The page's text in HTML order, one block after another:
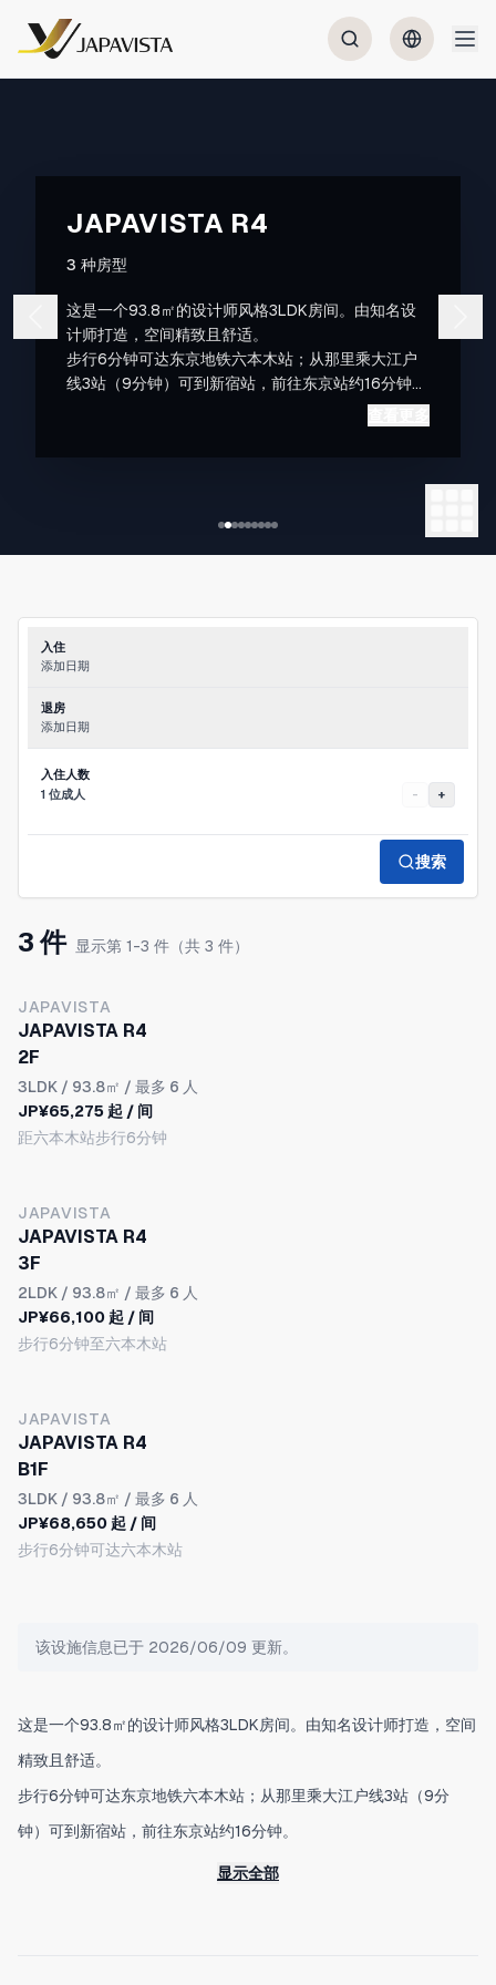
JAPAVISTA R4
3 种房型
这是一个93.8㎡的设计师风格3LDK房间。由知名设
计师打造，空间精致且舒适。
步行6分钟可达东京地铁六本木站；从那里乘大江户
线3站（9分钟）可到新宿站，前往东京站约16分钟。
前往羽田机场约39分钟（换乘1次），成田国际机场
- 前往新宿站、东京站的交通便利
- 安静的住宅区
入住
添加日期
退房
添加日期
入住人数
1 位成人
- +
搜索
3 件 显示第 1-3 件（共 3 件）
JAPAVISTA
JAPAVISTA R4
2F
3LDK / 93.8㎡ / 最多 6 人
JP¥65,275 起 / 间
距六本木站步行6分钟
JAPAVISTA
JAPAVISTA R4
3F
2LDK / 93.8㎡ / 最多 6 人
JP¥66,100 起 / 间
步行6分钟至六本木站
JAPAVISTA
JAPAVISTA R4
B1F
3LDK / 93.8㎡ / 最多 6 人
JP¥68,650 起 / 间
步行6分钟可达六本木站
该设施信息已于 2026/06/09 更新。
这是一个93.8㎡的设计师风格3LDK房间。由知名设计师打造，空间
精致且舒适。
步行6分钟可达东京地铁六本木站；从那里乘大江户线3站（9分
钟）可到新宿站，前往东京站约16分钟。
前往羽田机场约39分钟（换乘1次），成田国际机场约79分钟（换
显示全部